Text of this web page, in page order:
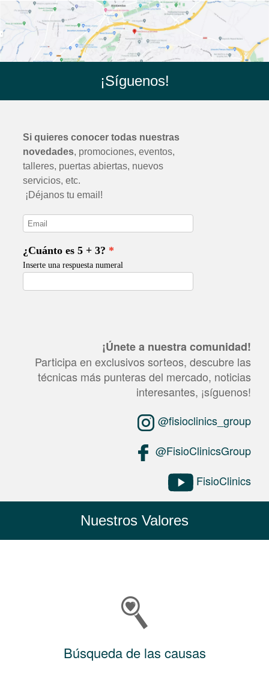
¡Síguenos!
¡Únete a nuestra comunidad!
Participa en exclusivos sorteos, descubre las
técnicas más punteras del mercado, noticias
interesantes, ¡síguenos!
@fisioclinics_group
@FisioClinicsGroup
FisioClinics
Nuestros Valores
Búsqueda de las causas